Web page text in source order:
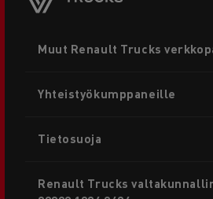
menu
Muut Renault Trucks
Yhteistyökumppaneille
Tietosuoja
Renault Trucks